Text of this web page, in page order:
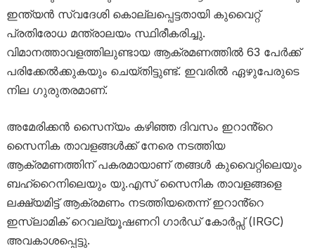
ഇന്ത്യൻ സ്വദേശി കൊല്ലപ്പെട്ടതായി കുവൈറ്റ്
പ്രതിരോധ മന്ത്രാലയം സ്ഥിരീകരിച്ചു.
വിമാനത്താവളത്തിലുണ്ടായ ആക്രമണത്തിൽ 63 പേർക്ക്
പരിക്കേൽക്കുകയും ചെയ്തിട്ടുണ്ട്. ഇവരിൽ ഏഴുപേരുടെ
നില ഗുരുതരമാണ്.
അമേരിക്കൻ സൈന്യം കഴിഞ്ഞ ദിവസം ഇറാൻ്റെ
സൈനിക താവളങ്ങൾക്ക് നേരെ നടത്തിയ
ആക്രമണത്തിന് പകരമായാണ് തങ്ങൾ കുവൈറ്റിലെയും
ബഹ്‌റൈനിലെയും യു.എസ് സൈനിക താവളങ്ങളെ
ലക്ഷ്യമിട്ട് ആക്രമണം നടത്തിയതെന്ന് ഇറാൻ്റെ
ഇസ്ലാമിക് റെവല്യൂഷണറി ഗാർഡ് കോർപ്സ് (IRGC)
അവകാശപ്പെട്ടു.